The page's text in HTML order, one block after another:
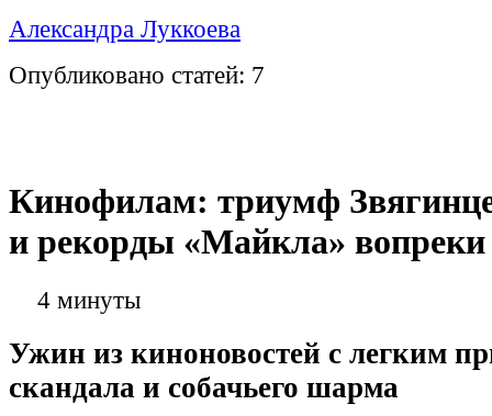
Александра Луккоева
Опубликовано статей: 7
Кинофилам: триумф
и рекорды «Майкла» вопреки
4 минуты
Ужин из киноновостей с легким
скандала и собачьего шарма